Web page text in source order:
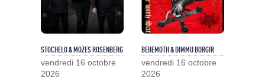
STOCHELO & MOZES ROSENBERG
vendredi 16 octobre
2026
BEHEMOTH & DIMMU BORGIR
vendredi 16 octobre
2026